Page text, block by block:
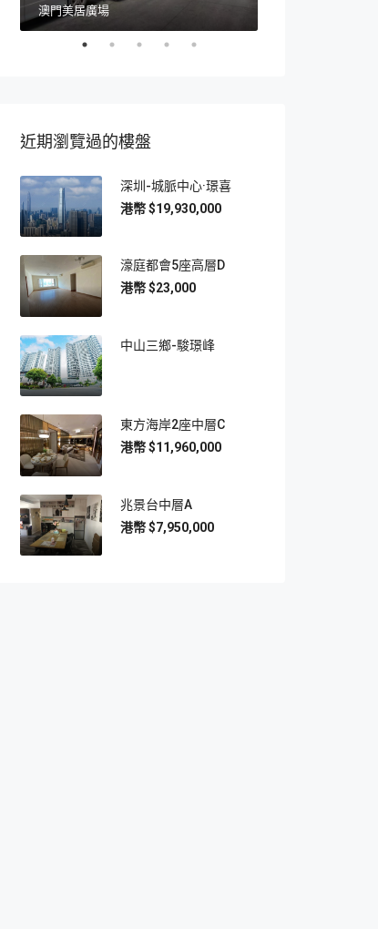
澳門美居廣場
近期瀏覽過的樓盤
深圳-城脈中心·璟喜
$19,930,000
濠庭都會5座高層D
$23,000
中山三鄉-駿璟峰
東方海岸2座中層C
$11,960,000
兆景台中層A
$7,950,000